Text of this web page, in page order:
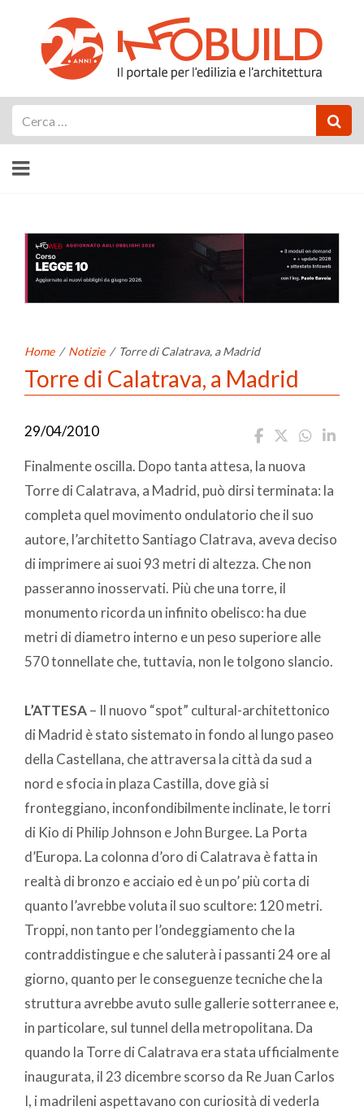
Home / Notizie / Torre di Calatrava, a Madrid
Torre di Calatrava, a Madrid
29/04/2010
Finalmente oscilla. Dopo tanta attesa, la nuova
Torre di Calatrava, a Madrid, può dirsi terminata: la
completa quel movimento ondulatorio che il suo
autore, l’architetto Santiago Clatrava, aveva deciso
di imprimere ai suoi 93 metri di altezza. Che non
passeranno inosservati. Più che una torre, il
monumento ricorda un infinito obelisco: ha due
metri di diametro interno e un peso superiore alle
570 tonnellate che, tuttavia, non le tolgono slancio.
L’ATTESA– Il nuovo “spot” cultural-architettonico
di Madrid è stato sistemato in fondo al lungo paseo
della Castellana, che attraversa la città da sud a
nord e sfocia in plaza Castilla, dove già si
fronteggiano, inconfondibilmente inclinate, le torri
di Kio di Philip Johnson e John Burgee. La Porta
d’Europa. La colonna d’oro di Calatrava è fatta in
realtà di bronzo e acciaio ed è un po’ più corta di
quanto l’avrebbe voluta il suo scultore: 120 metri.
Troppi, non tanto per l’ondeggiamento che la
contraddistingue e che saluterà i passanti 24 ore al
giorno, quanto per le conseguenze tecniche che la
struttura avrebbe avuto sulle gallerie sotterranee e,
in particolare, sul tunnel della metropolitana. Da
quando la Torre di Calatrava era stata ufficialmente
inaugurata, il 23 dicembre scorso da Re Juan Carlos
I, i madrileni aspettavano con curiosità di vederla